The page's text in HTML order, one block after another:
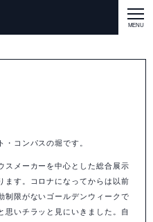
コンパスの堀です。
スメーカーを中心とした総合展示
ます。コロナになってからは以前
制限がないゴールデンウィークで
思いチラッと見にいきました。自